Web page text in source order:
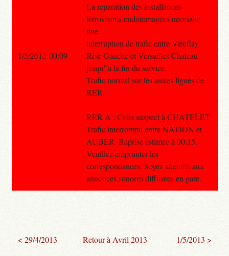
La reparation des installations
ferroviaires endommagees necessite
une
interruption de trafic entre Viroflay
Rive Gauche et Versailles Chateau
jusqu'`a la fin du service.
Trafic normal sur les autres lignes de
RER.
RER A : Colis suspect à CHATELET
Trafic interrompu entre NATION et
AUBER. Reprise estimée à 00:15.
Veuillez emprunter les
correspondances. Soyez attentifs aux
annonces sonores diffusées en gare.
1/5/2013 00:09
< 29/4/2013 Retour à Avril 2013 1/5/2013 >